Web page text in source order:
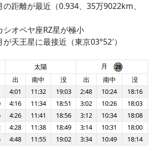
距離が最近（0.934、35万9022km、
シオペヤ座RZ星が極小
天王星に最接近（東京03°52′）
太陽
月
出 南中 没 出 南中
没
4:01 11:32 19:03 2:48 10:24
18:16
4:16 11:34 18:51 3:02 10:26
18:03
4:26 11:41 18:56 3:12 10:34
18:08
4:28 11:38 18:49 3:14 10:31
18:00
4:48 11:55 19:02 3:34 10:49
18:14